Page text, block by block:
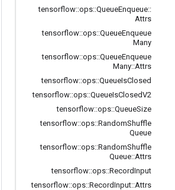
tensorflow::ops::QueueEnqueue::
Attrs
tensorflow::ops::QueueEnqueue
Many
tensorflow::ops::QueueEnqueue
Many::Attrs
tensorflow::ops::QueueIsClosed
tensorflow::ops::QueueIsClosedV2
tensorflow::ops::QueueSize
tensorflow::ops::RandomShuffle
Queue
tensorflow::ops::RandomShuffle
Queue::Attrs
tensorflow::ops::RecordInput
tensorflow::ops::RecordInput::Attrs